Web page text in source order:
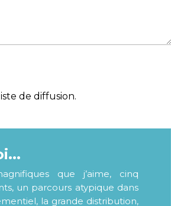
de diffusion.
que j’aime, cinq
un parcours atypique dans
la grande distribution,